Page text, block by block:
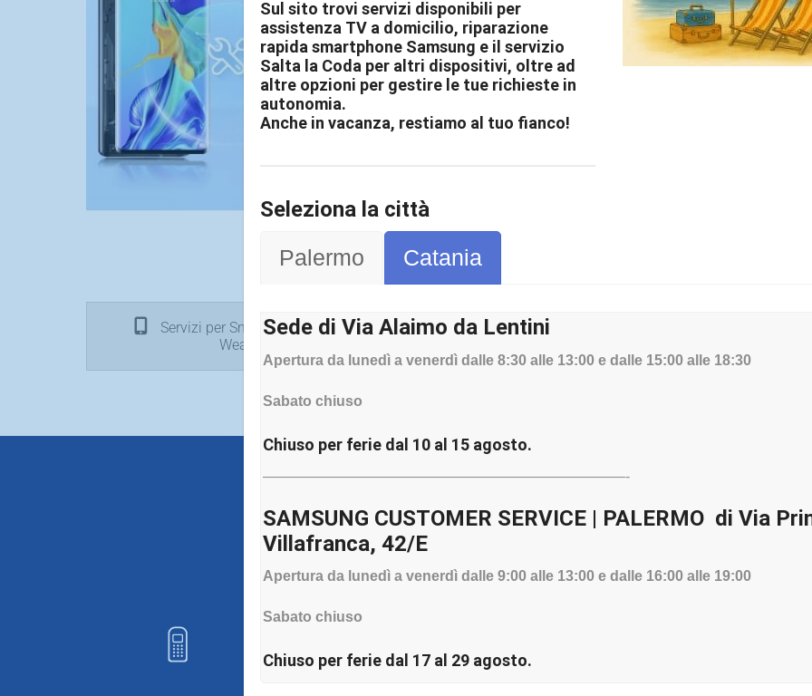
Servizi per Smartphone, Tablet e
Wearable
Centri Assistenza Autorizzati
RIPARIAMO I TUOI DISPOSITIVI
Sul sito trovi servizi disponibili per
assistenza TV a domicilio, riparazione
rapida smartphone Samsung e il servizio
Salta la Coda per altri dispositivi, oltre ad
altre opzioni per gestire le tue richieste in
autonomia.
Anche in vacanza, restiamo al tuo fianco!
Seleziona la città
Palermo
Catania
Sede di Via Alaimo da Lentini
Apertura da lunedì a venerdì dalle 8:30 alle 13:00 e dalle 15:00 alle 18:30
Sabato chiuso
Chiuso per ferie dal 10 al 15 agosto.
—————————————————————————-
SAMSUNG CUSTOMER SERVICE | PALERMO di Via
Villafranca, 42/E
Apertura da lunedì a venerdì dalle 9:00 alle 13:00 e dalle 16:00 alle 19:00
Sabato chiuso
Chiuso per ferie dal 17 al 29 agosto.